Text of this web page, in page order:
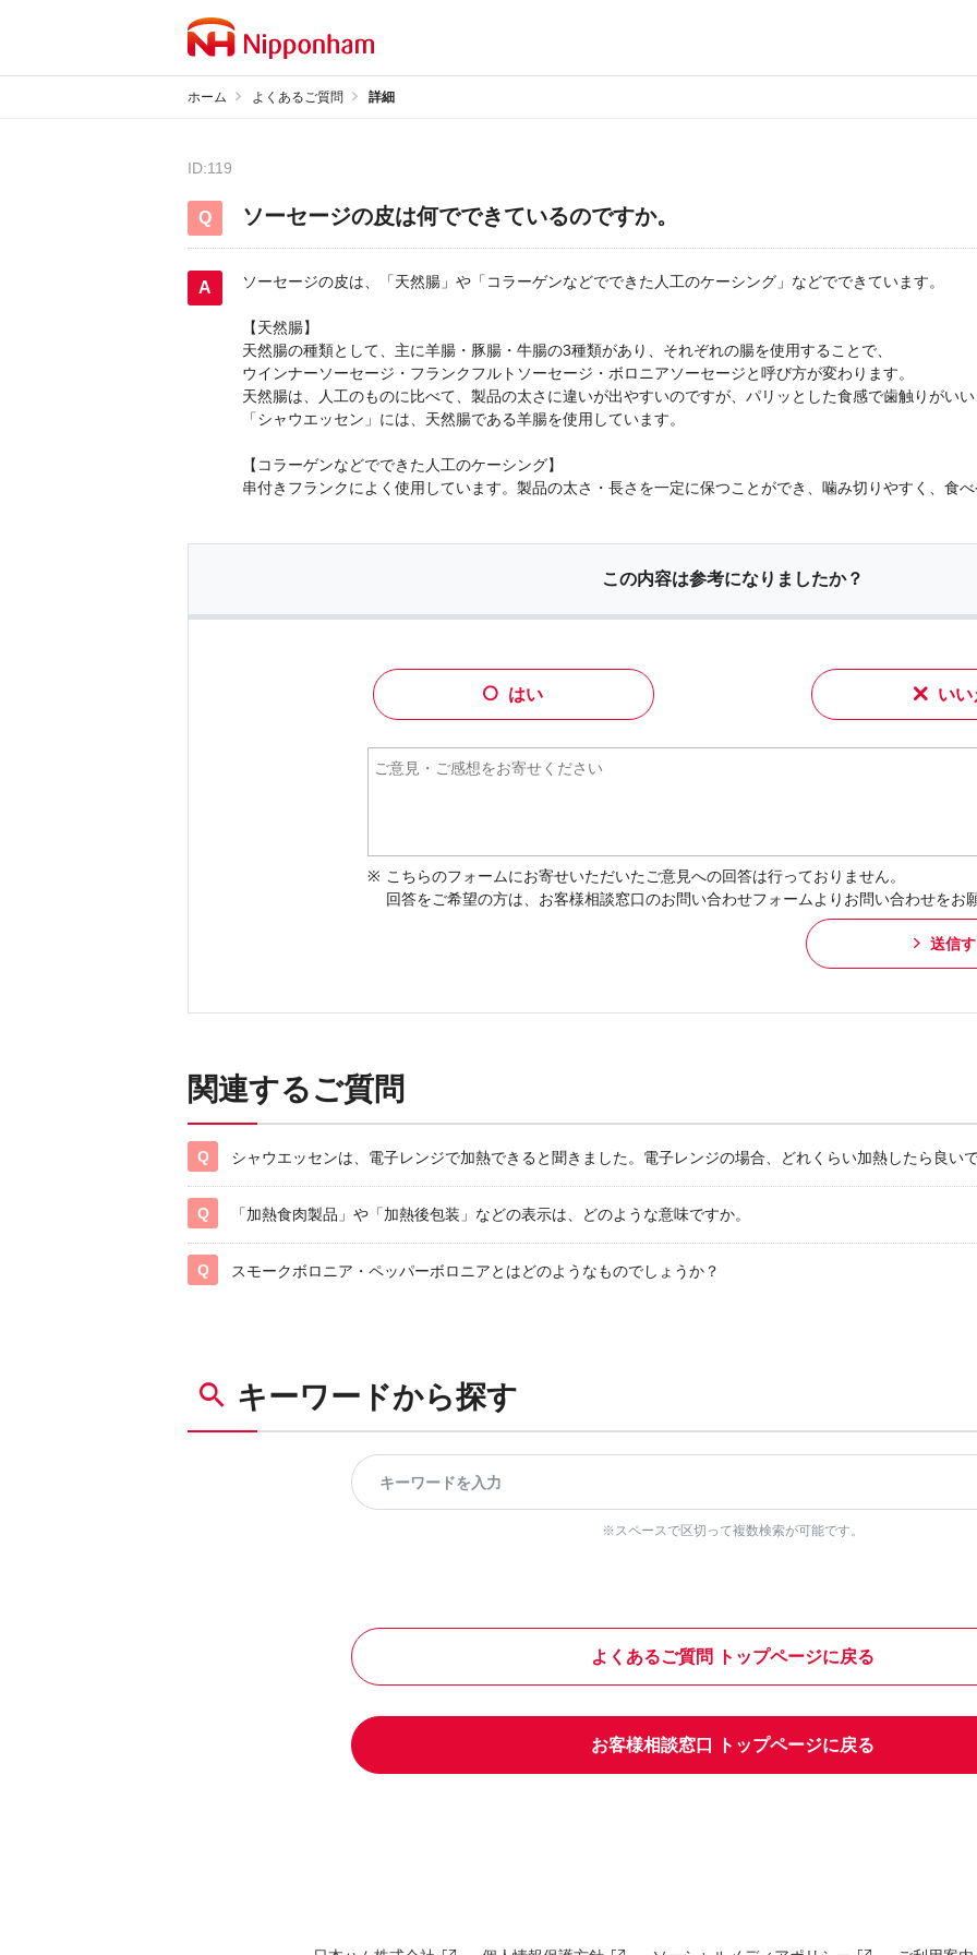
ホーム よくあるご質問 詳細
ID:119
ソーセージの皮は何でできているのですか。
ソーセージの皮は、「天然腸」や「コラーゲンなどでできた人工のケーシング」などでできています。
【天然腸】
天然腸の種類として、主に羊腸・豚腸・牛腸の3種類があり、それぞれの腸を使用することで、
ウインナーソーセージ・フランクフルトソーセージ・ボロニアソーセージと呼び方が変わります。
天然腸は、人工のものに比べて、製品の太さに違いが出やすいのですが、パリッとした食感で歯触りがい
「シャウエッセン」には、天然腸である羊腸を使用しています。
【コラーゲンなどでできた人工のケーシング】
串付きフランクによく使用しています。製品の太さ・長さを一定に保つことができ、噛み切りやすく、食
この内容は参考になりましたか？
はい いい
こちらのフォームにお寄せいただいたご意見への回答は行っておりません。
回答をご希望の方は、お客様相談窓口のお問い合わせフォームよりお問い合わせをお
送信
関連するご質問
シャウエッセンは、電子レンジで加熱できると聞きました。電子レンジの場合、どれくらい加熱したら良い
「加熱食肉製品」や「加熱後包装」などの表示は、どのような意味ですか。
スモークボロニア・ペッパーボロニアとはどのようなものでしょうか？
キーワードから探す
※スペースで区切って複数検索が可能です。
よくあるご質問 トップページに戻る
お客様相談窓口 トップページに戻る